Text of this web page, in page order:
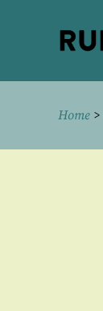
Home >